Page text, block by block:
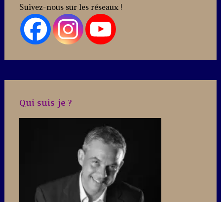
Suivez-nous sur les réseaux !
Qui suis-je ?